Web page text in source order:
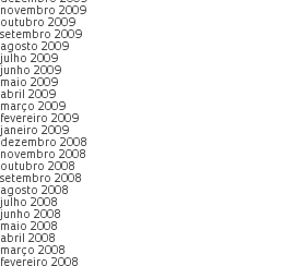
novembro 2009
outubro 2009
setembro 2009
agosto 2009
julho 2009
junho 2009
maio 2009
abril 2009
março 2009
fevereiro 2009
janeiro 2009
dezembro 2008
novembro 2008
outubro 2008
setembro 2008
agosto 2008
julho 2008
junho 2008
maio 2008
abril 2008
março 2008